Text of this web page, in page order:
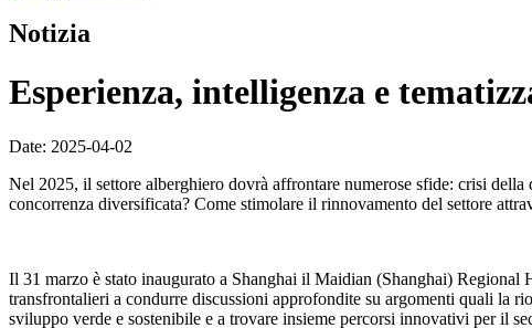
Notizia
Esperienza, intelligenza e
Date: 2025-04-02
Nel 2025, il settore alberghiero dovrà affrontare numerose sfide: crisi
concorrenza diversificata? Come stimolare il rinnovamento del settore
Il 31 marzo è stato inaugurato a Shanghai il Maidian (Shanghai)
transfrontalieri a condurre discussioni approfondite su argomenti quali la
sviluppo verde e sostenibile e a trovare insieme percorsi innovativi per il